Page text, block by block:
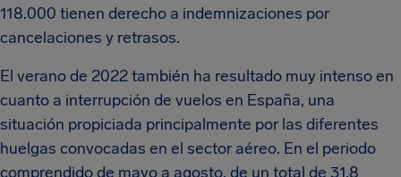
118.000 tienen derecho a indemnizaciones por
cancelaciones y retrasos.
El verano de 2022 también ha resultado muy intenso en
cuanto a interrupción de vuelos en España, una
situación propiciada principalmente por las diferentes
huelgas convocadas en el sector aéreo. En el periodo
comprendido de mayo a agosto, de un total de 31,8